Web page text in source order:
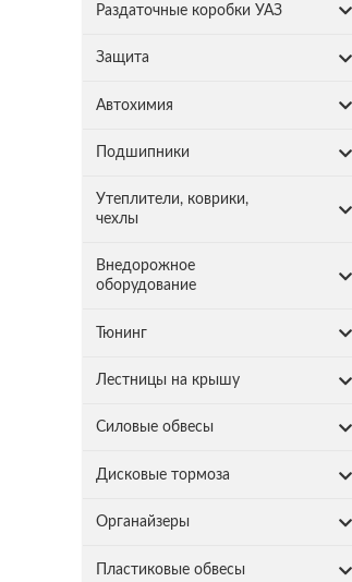
Раздаточные коробки УАЗ
Защита
Автохимия
Подшипники
Утеплители, коврики,
чехлы
Внедорожное
оборудование
Тюнинг
Лестницы на крышу
Силовые обвесы
Дисковые тормоза
Органайзеры
Пластиковые обвесы